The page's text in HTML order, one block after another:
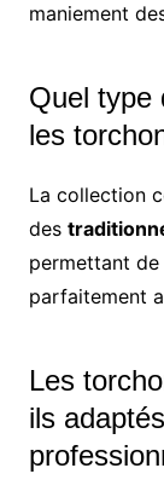
maniement
Quel type
les
La collection
des
permettant de
parfaitement
Les
ils